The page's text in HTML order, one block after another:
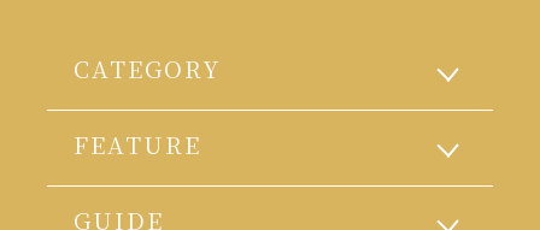
CATEGORY
FEATURE
GUIDE